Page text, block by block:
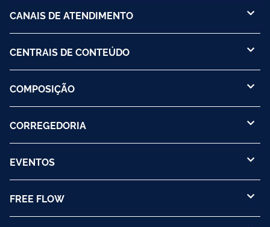
CANAIS DE ATENDIMENTO
CENTRAIS DE CONTEÚDO
COMPOSIÇÃO
CORREGEDORIA
EVENTOS
FREE FLOW